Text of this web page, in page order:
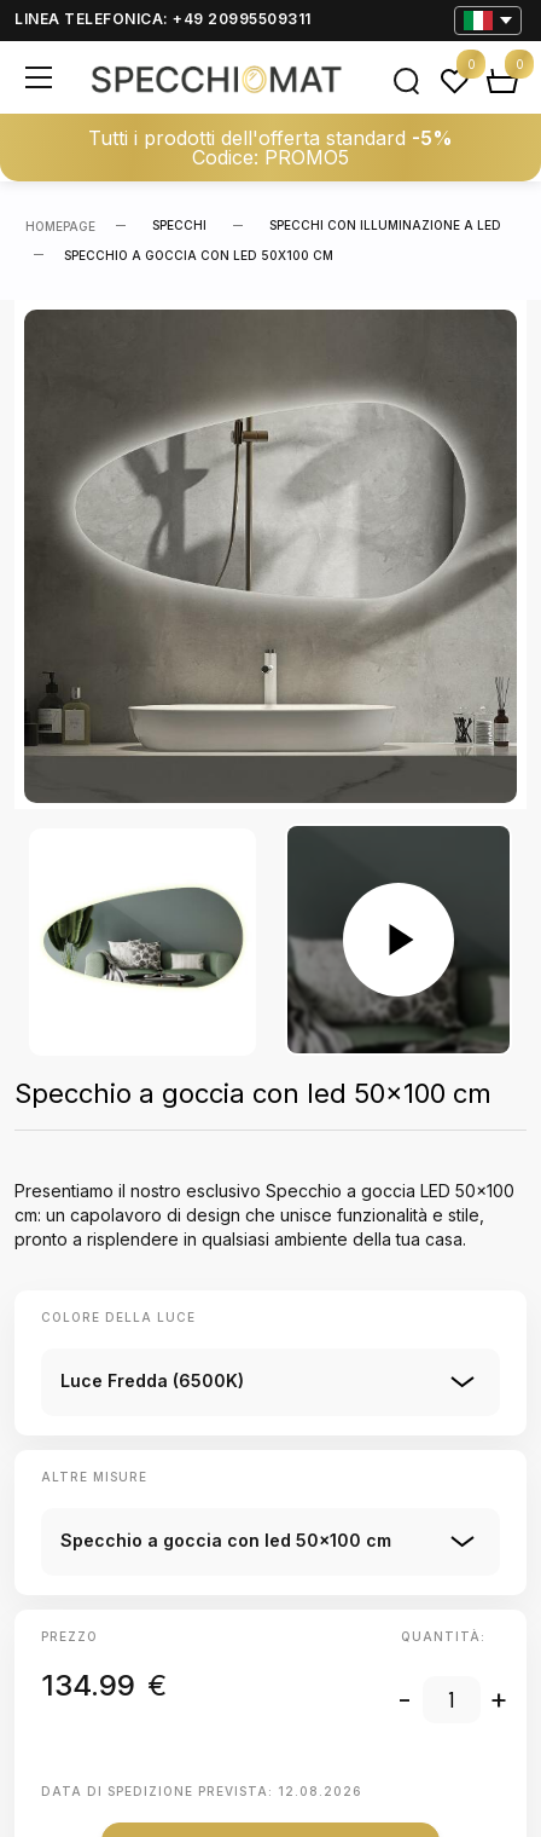
LINEA TELEFONICA: +49 20995509311
Tutti i prodotti dell'offerta standard -5%
Codice: PROMO5
0 0
HOMEPAGE SPECCHI SPECCHI CON ILLUMINAZIONE A LED
SPECCHIO A GOCCIA CON LED 50X100 CM
Specchio a goccia con led 50x100 cm
Presentiamo il nostro esclusivo Specchio a goccia LED 50x100
cm: un capolavoro di design che unisce funzionalità e stile,
pronto a risplendere in qualsiasi ambiente della tua casa.
COLORE DELLA LUCE
Luce Fredda (6500K)
ALTRE MISURE
Specchio a goccia con led 50x100 cm
PREZZO
134.99 €
QUANTITÀ:
- +
DATA DI SPEDIZIONE PREVISTA: 12.08.2026